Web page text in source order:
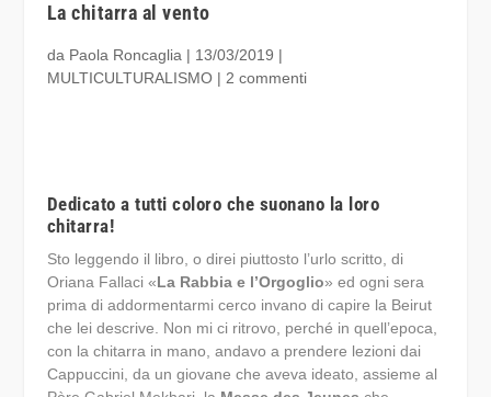
La chitarra al vento
da Paola Roncaglia | 13/03/2019 |
MULTICULTURALISMO| 2 commenti
Dedicato a tutti coloro che suonano la loro
chitarra!
Sto leggendo il libro, o direi piuttosto l’urlo scritto, di
Oriana Fallaci «La Rabbia e l’Orgoglio» ed ogni sera
prima di addormentarmi cerco invano di capire la Beirut
che lei descrive. Non mi ci ritrovo, perché in quell’epoca,
con la chitarra in mano, andavo a prendere lezioni dai
Cappuccini, da un giovane che aveva ideato, assieme al